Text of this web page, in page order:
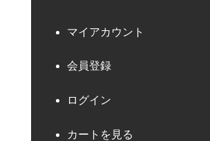
マイアカウント
会員登録
ログイン
カートを見る